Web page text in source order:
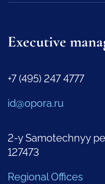
Executive
+7 (495) 247 4777
id@opora.ru
2-y Samotechnyy
127473
Regional Offices